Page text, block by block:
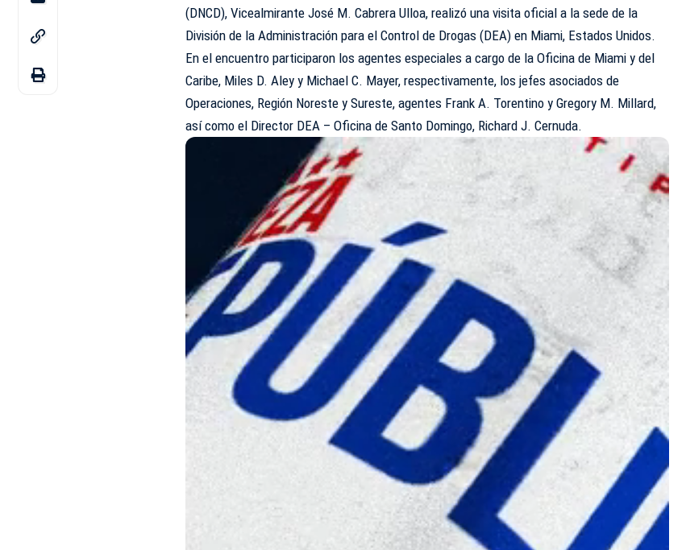
(DNCD), Vicealmirante José M. Cabrera Ulloa, realizó una visita oficial a la sede de la
División de la Administración para el Control de Drogas (DEA) en Miami, Estados Unidos.
En el encuentro participaron los agentes especiales a cargo de la Oficina de Miami y del
Caribe, Miles D. Aley y Michael C. Mayer, respectivamente, los jefes asociados de
Operaciones, Región Noreste y Sureste, agentes Frank A. Torentino y Gregory M. Millard,
así como el ⁠Director DEA – Oficina de Santo Domingo, Richard J. Cernuda.